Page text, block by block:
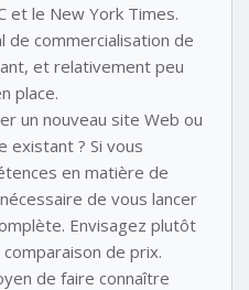
et le New York Times.
de commercialisation de
et relativement peu
place.
un nouveau site Web ou
existant ? Si vous
en matière de
de vous lancer
Envisagez plutôt
de prix.
de faire connaître